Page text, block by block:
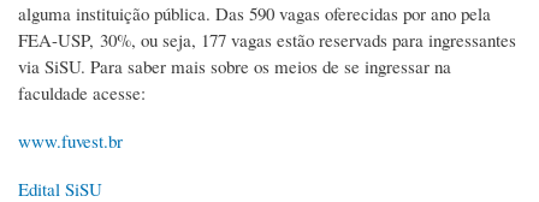
alguma instituição pública. Das 590 vagas oferecidas por ano pela
FEA-USP, 30%, ou seja, 177 vagas estão reservads para ingressantes
via SiSU. Para saber mais sobre os meios de se ingressar na
faculdade acesse:
www.fuvest.br
Edital SiSU